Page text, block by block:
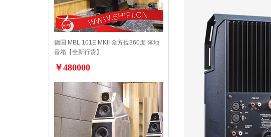
德国 MBL 101E MKII 全方位360度 落地
音箱【全新行货】
￥480000